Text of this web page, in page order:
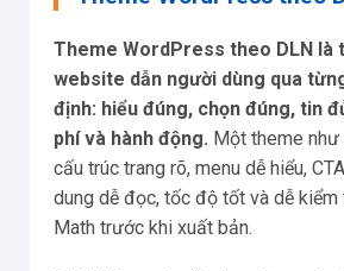
Theme WordPress theo DLN là
website dẫn người dùng qua
định: hiểu đúng, chọn đúng, tin
phí và hành động. Một theme
cấu trúc trang rõ, menu dễ hiểu,
dung dễ đọc, tốc độ tốt và dễ kiểm
Math trước khi xuất bản.